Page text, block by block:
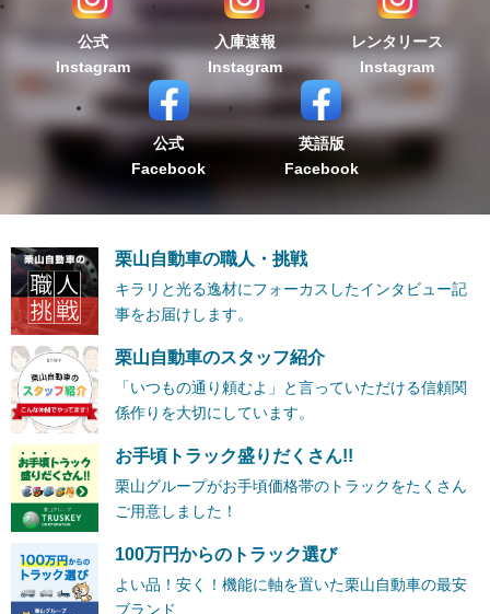
公式
Instagram
入庫速報
Instagram
レンタリース
Instagram
公式
Facebook
英語版
Facebook
栗山自動車の職人・挑戦
キラリと光る逸材にフォーカスしたインタビュー記
事をお届けします。
栗山自動車のスタッフ紹介
「いつもの通り頼むよ」と言っていただける信頼関
係作りを大切にしています。
お手頃トラック盛りだくさん!!
栗山グループがお手頃価格帯のトラックをたくさん
ご用意しました！
100万円からのトラック選び
よい品！安く！機能に軸を置いた栗山自動車の最安
ブランド